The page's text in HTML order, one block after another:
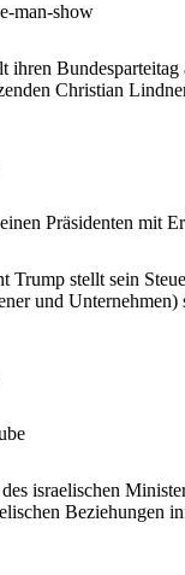
man-show
ihren
Christian
Präsidenten mit
Trump stellt sein
und
israelischen
Beziehungen